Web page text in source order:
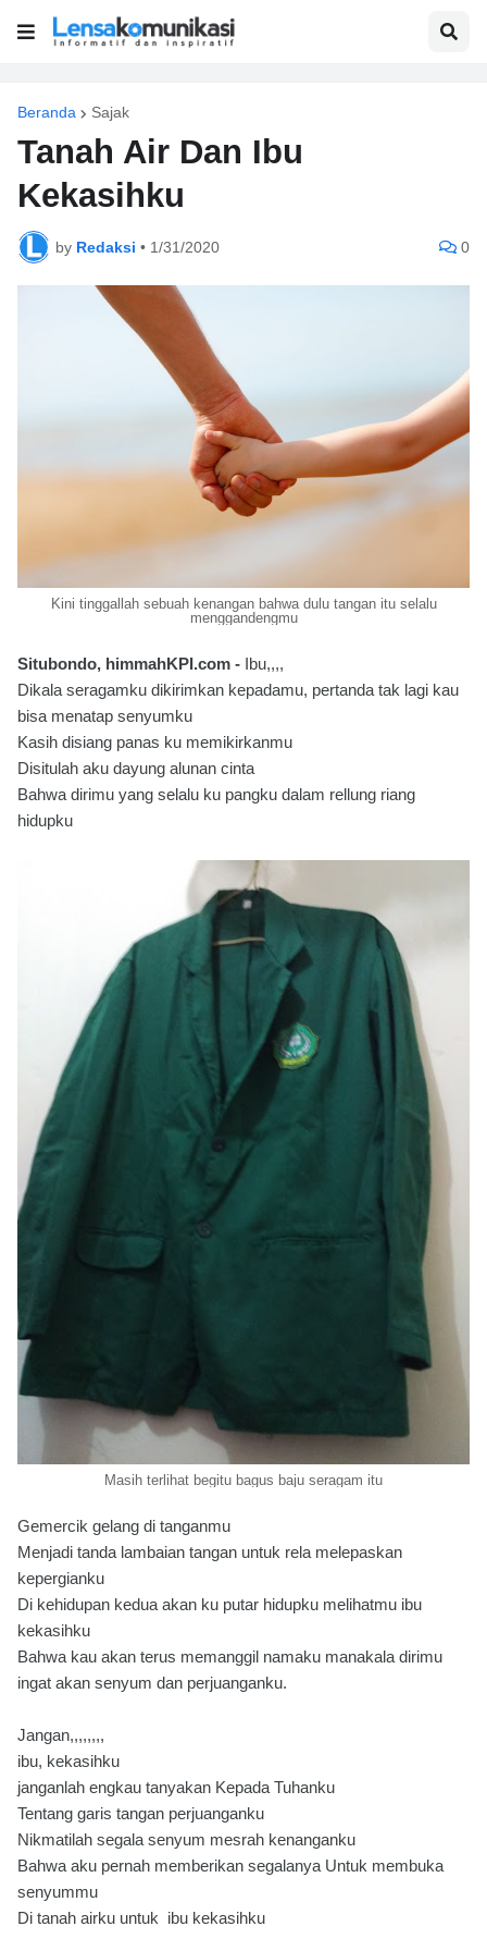
Beranda Sajak
Tanah Air Dan Ibu
Kekasihku
by Redaksi • 1/31/2020 0
Kini tinggallah sebuah kenangan bahwa dulu tangan itu selalu
menggandengmu
Situbondo, himmahKPI.com - Ibu,,,,
Dikala seragamku dikirimkan kepadamu, pertanda tak lagi kau
bisa menatap senyumku
Kasih disiang panas ku memikirkanmu
Disitulah aku dayung alunan cinta
Bahwa dirimu yang selalu ku pangku dalam rellung riang
hidupku
Masih terlihat begitu bagus baju seragam itu
Gemercik gelang di tanganmu
Menjadi tanda lambaian tangan untuk rela melepaskan
kepergianku
Di kehidupan kedua akan ku putar hidupku melihatmu ibu
kekasihku
Bahwa kau akan terus memanggil namaku manakala dirimu
ingat akan senyum dan perjuanganku.
Jangan,,,,,,,,
ibu, kekasihku
janganlah engkau tanyakan Kepada Tuhanku
Tentang garis tangan perjuanganku
Nikmatilah segala senyum mesrah kenanganku
Bahwa aku pernah memberikan segalanya Untuk membuka
senyummu
Di tanah airku untuk ibu kekasihku